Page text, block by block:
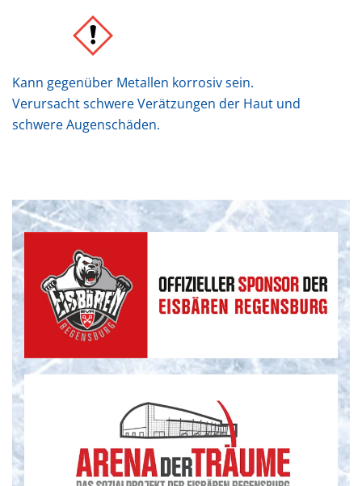
Kann gegenüber Metallen korrosiv sein.
Verursacht schwere Verätzungen der Haut und
schwere Augenschäden.